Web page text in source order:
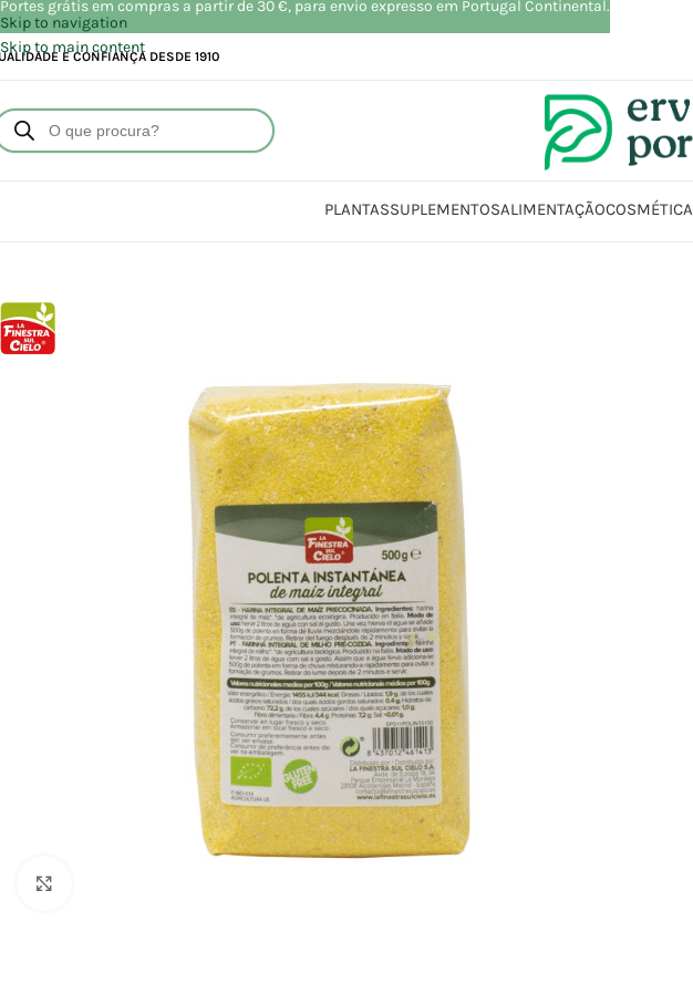
Skip to navigation
Skip to main content
E CONFIANÇA DESDE 1910
PLANTASSUPLEMENTOSALIMENTAÇÃOCOSMÉTICA
Portes grátis em compras a partir de 30 €, para envio expresso em Portugal Continental.